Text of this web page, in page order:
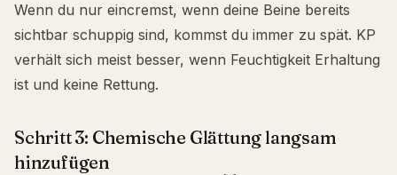
Wenn du nur eincremst, wenn deine Beine bereits
sichtbar schuppig sind, kommst du immer zu spät. KP
verhält sich meist besser, wenn Feuchtigkeit Erhaltung
ist und keine Rettung.
Schritt 3: Chemische Glättung langsam
hinzufügen